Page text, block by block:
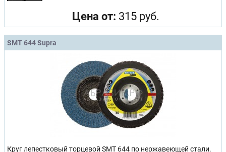
Цена от: 315 руб.
SMT 644 Supra
Круг лепестковый торцевой SMT 644 по нержавеющей стали.